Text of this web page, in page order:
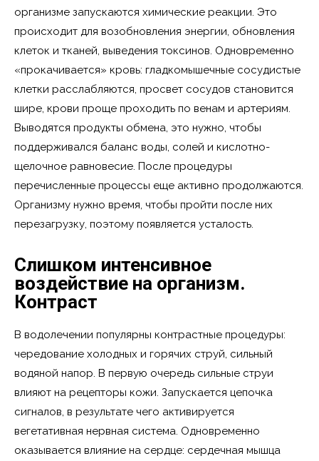
организме запускаются химические реакции. Это
происходит для возобновления энергии, обновления
клеток и тканей, выведения токсинов. Одновременно
«прокачивается» кровь: гладкомышечные сосудистые
клетки расслабляются, просвет сосудов становится
шире, крови проще проходить по венам и артериям.
Выводятся продукты обмена, это нужно, чтобы
поддерживался баланс воды, солей и кислотно-
щелочное равновесие. После процедуры
перечисленные процессы еще активно продолжаются.
Организму нужно время, чтобы пройти после них
перезагрузку, поэтому появляется усталость.
Слишком интенсивное
воздействие на организм.
Контраст
В водолечении популярны контрастные процедуры:
чередование холодных и горячих струй, сильный
водяной напор. В первую очередь сильные струи
влияют на рецепторы кожи. Запускается цепочка
сигналов, в результате чего активируется
вегетативная нервная система. Одновременно
оказывается влияние на сердце: сердечная мышца